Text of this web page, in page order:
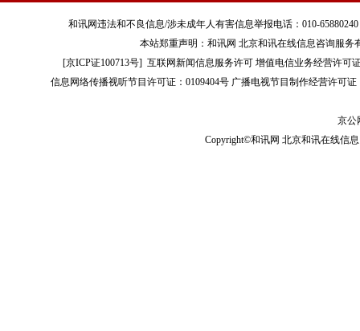
和讯网违法和不良信息/涉未成年人有害信息举报电话：010-
本站郑重声明：和讯网 北京和讯在线信息咨询服
[京ICP证100713号]互联网新闻信息服务许可 增值电信业务经营许可
信息网络传播视听节目许可证：0109404号 广播电视节目制作经营许可证
京公
Copyright©和讯网 北京和讯在线信